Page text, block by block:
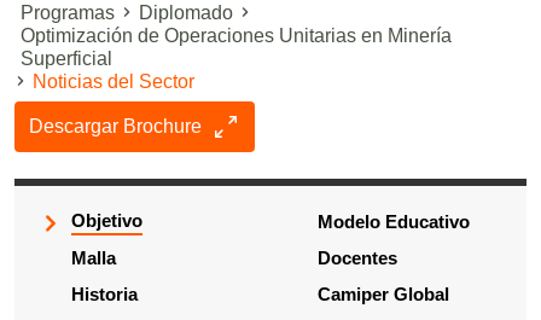
Programas
Diplomado
Optimización de Operaciones Unitarias en Minería
Superficial
Noticias del Sector
Descargar Brochure
Objetivo
Modelo Educativo
Malla
Docentes
Historia
Camiper Global